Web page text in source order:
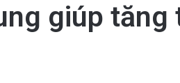
giúp tăng